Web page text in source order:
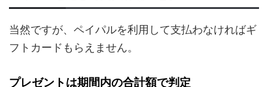
当然ですが、ペイパルを利用して支払わなければギ
フトカードもらえません。
プレゼントは期間内の合計額で判定